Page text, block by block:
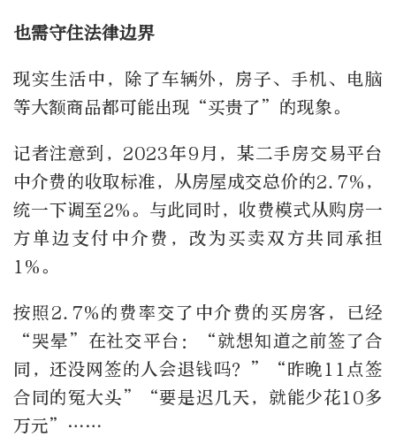
也需守住法律边界
现实生活中，除了车辆外，房子、手机、电脑
等大额商品都可能出现“买贵了”的现象。
记者注意到，2023年9月，某二手房交易平台
中介费的收取标准，从房屋成交总价的2.7%，
统一下调至2%。与此同时，收费模式从购房一
方单边支付中介费，改为买卖双方共同承担
1%。
按照2.7%的费率交了中介费的买房客，已经
“哭晕”在社交平台：“就想知道之前签了合
同，还没网签的人会退钱吗？”“昨晚11点签
合同的冤大头”“要是迟几天，就能少花10多
万元”……